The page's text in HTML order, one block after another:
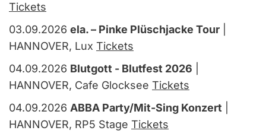
Tickets
03.09.2026 ela. – Pinke Plüschjacke Tour
HANNOVER, Lux Tickets
04.09.2026 Blutgott - Blutfest 2026
HANNOVER, Cafe Glocksee Tickets
04.09.2026 ABBA Party/Mit-Sing Konzert
HANNOVER, RP5 Stage Tickets